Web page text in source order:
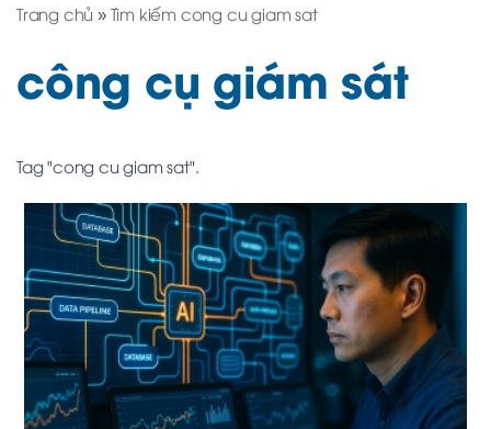
Trang chủ » Tìm kiếm cong cu giam sat
công cụ giám sát
Tag "cong cu giam sat".